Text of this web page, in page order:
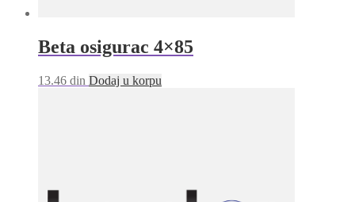
Beta osigurac 4×85
13.46 din Dodaj u korpu